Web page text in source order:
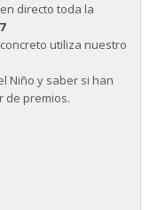
directo toda la
utiliza nuestro
Niño y saber si han
de premios.